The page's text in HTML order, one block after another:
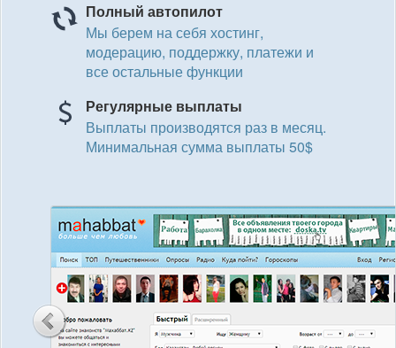
Полный автопилот
Мы берем на себя хостинг,
модерацию, поддержку, платежи и
все остальные функции
Регулярные выплаты
Выплаты производятся раз в месяц.
Минимальная сумма выплаты 50$